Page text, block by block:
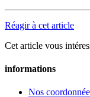
Réagir à cet article
Cet article vous
informations
Nos